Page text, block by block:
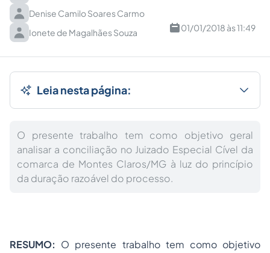
Denise Camilo Soares Carmo
Ionete de Magalhães Souza
01/01/2018 às 11:49
Leia nesta página:
O presente trabalho tem como objetivo geral
analisar a conciliação no Juizado Especial Cível da
comarca de Montes Claros/MG à luz do princípio
da duração razoável do processo.
RESUMO: O presente trabalho tem como objetivo